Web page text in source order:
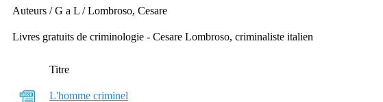
Auteurs / G a L / Lombroso, Cesare
Livres gratuits de criminologie - Cesare Lombroso, criminaliste italien
Titre
L'homme criminel